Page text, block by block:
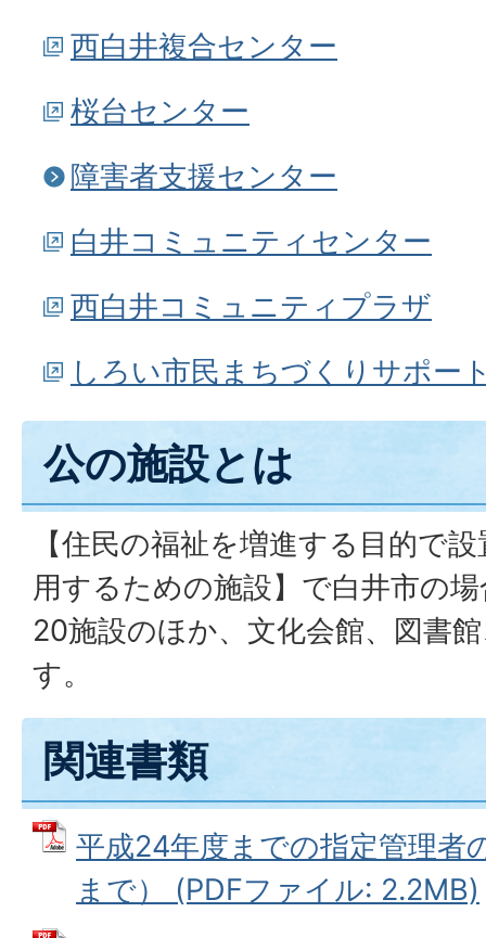
西白井複合センター
桜台センター
障害者支援センター
白井コミュニティセンター
西白井コミュニティプラザ
しろい市民まちづくりサポー
公の施設とは
【住民の福祉を増進する目的で
用するための施設】で白井市の
20施設のほか、文化会館、図書
す。
関連書類
平成24年度までの指定管理者
まで） (PDFファイル: 2.2MB)